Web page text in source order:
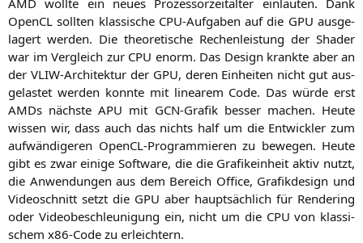
Open­CL soll­ten klas­si­sche CPU-Auf­ga­ben auf die GPU aus­ge­
la­gert wer­den. Die theo­re­ti­sche Rechen­leis­tung der Shader
war im Ver­gleich zur CPU enorm. Das Design krank­te aber an
der VLIW-Archi­tek­tur der GPU, deren Ein­hei­ten nicht gut aus­
ge­las­tet wer­den konn­te mit linea­rem Code. Das wür­de erst
AMDs nächs­teAPU mit GCN-Gra­fik bes­ser machen. Heu­te
wis­sen wir, dass auch das nichts half um die Ent­wick­ler zum
auf­wän­di­ge­ren Open­CL-Pro­gram­mie­ren zu bewe­gen. Heu­te
gibt es zwar eini­ge Soft­ware, die die Gra­fik­ein­heit aktiv nutzt,
die Anwen­dun­gen aus dem Bereich Office, Gra­fik­de­sign und
Video­schnitt setzt die GPU aber haupt­säch­lich für Ren­de­ring
oder Video­be­schleu­ni­gung ein, nicht um die CPU von klas­si­
schem x86-Code zu erleichtern.